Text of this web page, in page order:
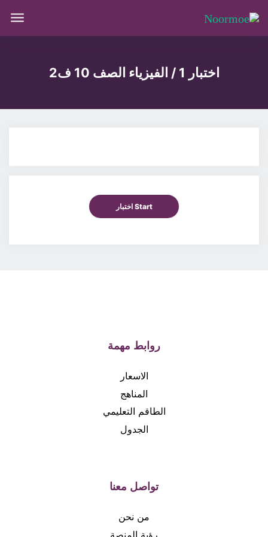
اختبار 1 / الفيزياء الصف 10 ف2
روابط مهمة
الاسعار
المناهج
الطاقم التعليمي
الجدول
تواصل معنا
من نحن
رؤية المنصة